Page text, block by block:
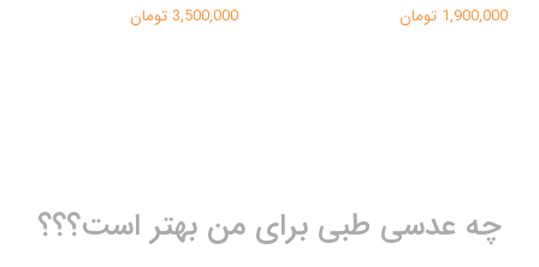
1,900,000 تومان 3,500,000 تومان
چه عدسی طبی برای من بهتر است؟؟؟